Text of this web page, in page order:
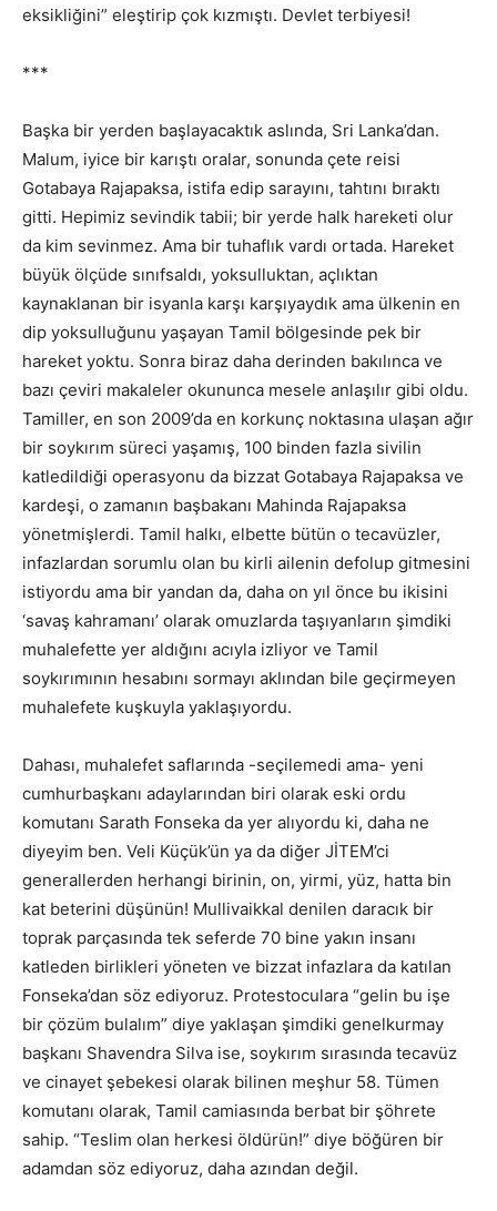
eksikliğini” eleştirip çok kızmıştı. Devlet terbiyesi!
***
Başka bir yerden başlayacaktık aslında, Sri Lanka’dan.
Malum, iyice bir karıştı oralar, sonunda çete reisi
Gotabaya Rajapaksa, istifa edip sarayını, tahtını bıraktı
gitti. Hepimiz sevindik tabii; bir yerde halk hareketi olur
da kim sevinmez. Ama bir tuhaflık vardı ortada. Hareket
büyük ölçüde sınıfsaldı, yoksulluktan, açlıktan
kaynaklanan bir isyanla karşı karşıyaydık ama ülkenin en
dip yoksulluğunu yaşayan Tamil bölgesinde pek bir
hareket yoktu. Sonra biraz daha derinden bakılınca ve
bazı çeviri makaleler okununca mesele anlaşılır gibi oldu.
Tamiller, en son 2009’da en korkunç noktasına ulaşan ağır
bir soykırım süreci yaşamış, 100 binden fazla sivilin
katledildiği operasyonu da bizzat Gotabaya Rajapaksa ve
kardeşi, o zamanın başbakanı Mahinda Rajapaksa
yönetmişlerdi. Tamil halkı, elbette bütün o tecavüzler,
infazlardan sorumlu olan bu kirli ailenin defolup gitmesini
istiyordu ama bir yandan da, daha on yıl önce bu ikisini
‘savaş kahramanı’ olarak omuzlarda taşıyanların şimdiki
muhalefette yer aldığını acıyla izliyor ve Tamil
soykırımının hesabını sormayı aklından bile geçirmeyen
muhalefete kuşkuyla yaklaşıyordu.
Dahası, muhalefet saflarında -seçilemedi ama- yeni
cumhurbaşkanı adaylarından biri olarak eski ordu
komutanı Sarath Fonseka da yer alıyordu ki, daha ne
diyeyim ben. Veli Küçük’ün ya da diğer JİTEM’ci
generallerden herhangi birinin, on, yirmi, yüz, hatta bin
kat beterini düşünün! Mullivaikkal denilen daracık bir
toprak parçasında tek seferde 70 bine yakın insanı
katleden birlikleri yöneten ve bizzat infazlara da katılan
Fonseka’dan söz ediyoruz. Protestoculara “gelin bu işe
bir çözüm bulalım” diye yaklaşan şimdiki genelkurmay
başkanı Shavendra Silva ise, soykırım sırasında tecavüz
ve cinayet şebekesi olarak bilinen meşhur 58. Tümen
komutanı olarak, Tamil camiasında berbat bir şöhrete
sahip. “Teslim olan herkesi öldürün!” diye böğüren bir
adamdan söz ediyoruz, daha azından değil.